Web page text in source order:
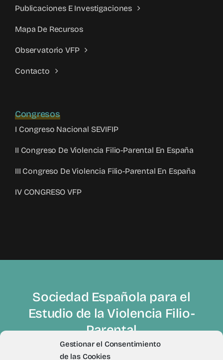
Gestionar el Consentimiento
de las Cookies
Publicaciones E Investigaciones
Mapa De Recursos
Observatorio VFP
Contacto
Congresos
I Congreso Nacional SEVIFIP
II Congreso De Violencia Filio-Parental En España
III Congreso De Violencia Filio-Parental En España
IV CONGRESO VFP
Sociedad Española para el
Estudio de la Violencia Filio-
Parental